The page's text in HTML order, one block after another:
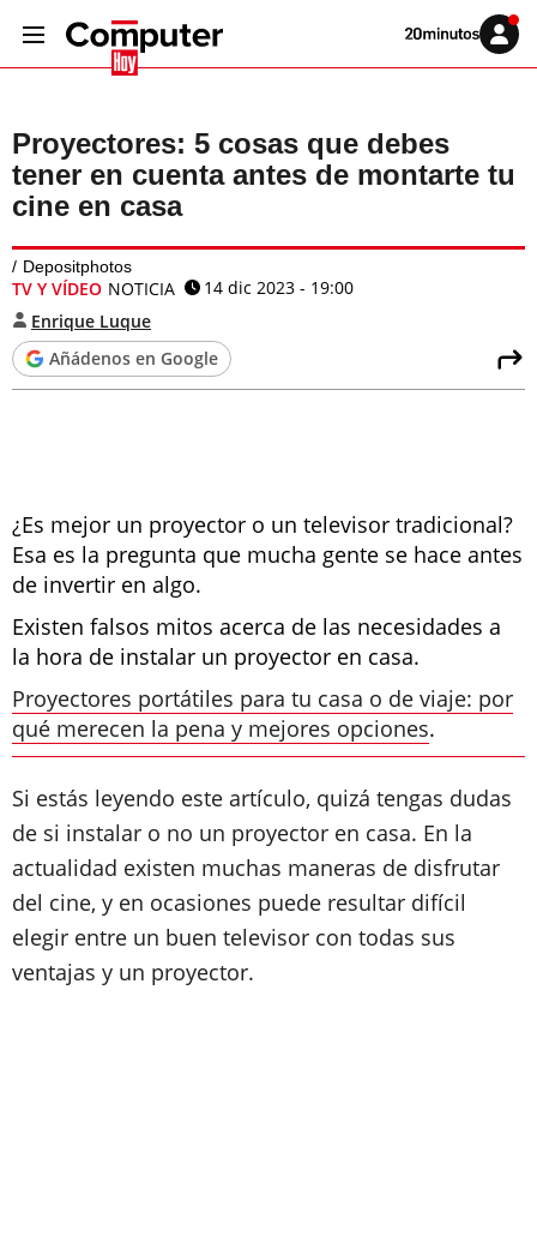
Volver
Iniciar
sesión
Proyectores: 5 cosas que debes
tener en cuenta antes de montarte tu
cine en casa
Depositphotos
TV Y VÍDEO NOTICIA
14 dic 2023 - 19:00
Enrique Luque
Añádenos en Google
¿Es mejor un proyector o un televisor tradicional?
Esa es la pregunta que mucha gente se hace antes
de invertir en algo.
Existen falsos mitos acerca de las necesidades a
la hora de instalar un proyector en casa.
Proyectores portátiles para tu casa o de viaje: por
qué merecen la pena y mejores opciones.
Si estás leyendo este artículo, quizá tengas dudas
de si instalar o no un proyector en casa. En la
actualidad existen muchas maneras de disfrutar
del cine, y en ocasiones puede resultar difícil
elegir entre un buen televisor con todas sus
ventajas y un proyector.